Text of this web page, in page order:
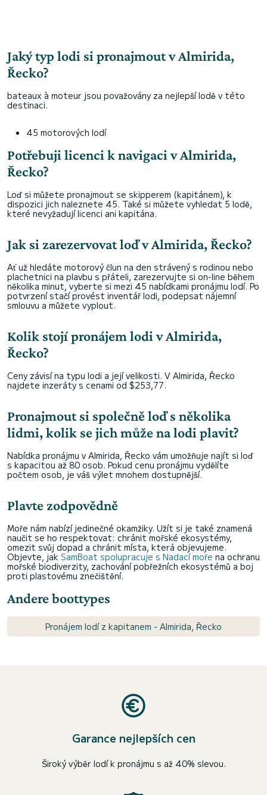
Jaký typ lodi si pronajmout v Almirida,
Řecko?
bateaux à moteur jsou považovány za nejlepší lodě v této
destinaci.
45 motorových lodí
Potřebuji licenci k navigaci v Almirida,
Řecko?
Loď si můžete pronajmout se skipperem (kapitánem), k
dispozici jich naleznete 45. Také si můžete vyhledat 5 lodě,
které nevyžadují licenci ani kapitána.
Jak si zarezervovat loď v Almirida, Řecko?
Ať už hledáte motorový člun na den strávený s rodinou nebo
plachetnici na plavbu s přáteli, zarezervujte si on-line během
několika minut, vyberte si mezi 45 nabídkami pronájmu lodí. Po
potvrzení stačí provést inventář lodi, podepsat nájemní
smlouvu a můžete vyplout.
Kolik stojí pronájem lodi v Almirida,
Řecko?
Ceny závisí na typu lodi a její velikosti. V Almirida, Řecko
najdete inzeráty s cenami od $253,77.
Pronajmout si společně loď s několika
lidmi, kolik se jich může na lodi plavit?
Nabídka pronájmu v Almirida, Řecko vám umožňuje najít si loď
s kapacitou až 80 osob. Pokud cenu pronájmu vydělíte
počtem osob, je váš výlet mnohem dostupnější.
Plavte zodpovědně
Moře nám nabízí jedinečné okamžiky. Užít si je také znamená
naučit se ho respektovat: chránit mořské ekosystémy,
omezit svůj dopad a chránit místa, která objevujeme.
Objevte, jak SamBoat spolupracuje s Nadací moře na ochranu
mořské biodiverzity, zachování pobřežních ekosystémů a boj
proti plastovému znečištění.
Andere boottypes
Pronájem lodí z kapitanem - Almirida, Řecko
Garance nejlepších cen
Široký výběr lodí k pronájmu s až 40% slevou.